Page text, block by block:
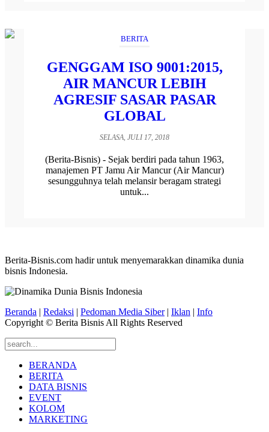
BERITA
GENGGAM ISO 9001:2015,
AIR MANCUR LEBIH
AGRESIF SASAR PASAR
GLOBAL
SELASA, JULI 17, 2018
(Berita-Bisnis) - Sejak berdiri pada tahun 1963,
manajemen PT Jamu Air Mancur (Air Mancur)
sesungguhnya telah melansir beragam strategi
untuk...
Berita-Bisnis.com hadir untuk menyemarakkan dinamika dunia
bisnis Indonesia.
Beranda | Redaksi | Pedoman Media Siber| Iklan | Info
Copyright © Berita Bisnis All Rights Reserved
BERANDA
BERITA
DATA BISNIS
EVENT
KOLOM
MARKETING